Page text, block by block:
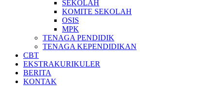
SEKOLAH
KOMITE SEKOLAH
OSIS
MPK
TENAGA PENDIDIK
TENAGA KEPENDIDIKAN
CBT
EKSTRAKURIKULER
BERITA
KONTAK